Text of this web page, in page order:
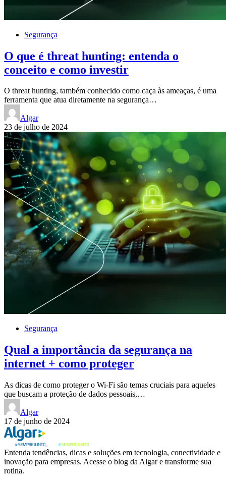
Segurança
O que é threat hunting: entenda o
conceito e como investir
O threat hunting, também conhecido como caça às ameaças, é uma
ferramenta que atua diretamente na segurança…
Algar
23 de julho de 2024
Segurança
Qual a importância da segurança na
internet + como proteger
As dicas de como proteger o Wi-Fi são temas cruciais para aqueles
que buscam a proteção de dados pessoais,…
Algar
17 de junho de 2024
Entenda tendências, dicas e soluções em tecnologia, conectividade e
inovação para empresas. Acesse o blog da Algar e transforme sua
rotina.